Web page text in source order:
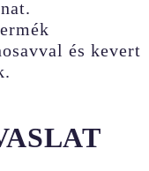
és kevert